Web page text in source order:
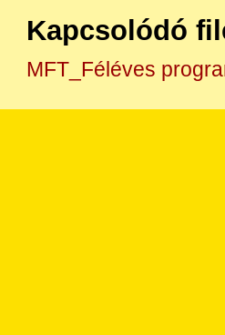
Kapcsolódó
MFT_Féléves